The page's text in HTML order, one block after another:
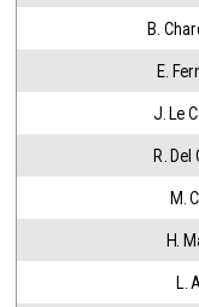
B.
E.
J. Le
R. Del
M.
H.
L.